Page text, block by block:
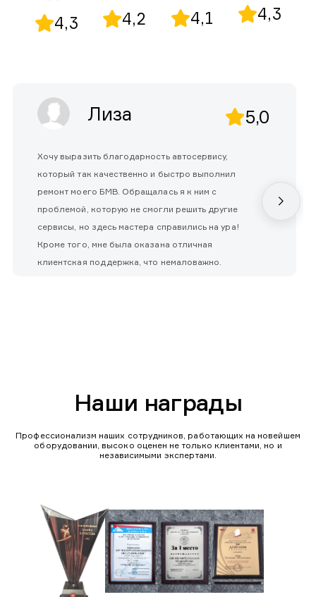
4,3 4,2 4,1 4,3
Лиза 5,0
Хочу выразить благодарность автосервису,
который так качественно и быстро выполнил
ремонт моего БМВ. Обращалась я к ним с
проблемой, которую не смогли решить другие
сервисы, но здесь мастера справились на ура!
Кроме того, мне была оказана отличная
клиентская поддержка, что немаловажно.
Наши награды
Профессионализм наших сотрудников, работающих на новейшем
оборудовании, высоко оценен не только клиентами, но и
независимыми экспертами.